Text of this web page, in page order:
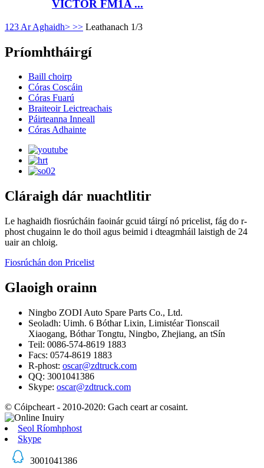
VICTOR FM1A ...
1 23 Ar Aghaidh> >> Leathanach 1/3
Príomhtháirgí
Baill choirp
Córas Coscáin
Córas Fuarú
Braiteoir Leictreachais
Páirteanna Inneall
Córas Adhainte
Cláraigh dár nuachtlitir
Le haghaidh fiosrúcháin faoinár gcuid táirgí nó pricelist, fág do r-
phost chugainn le do thoil agus beimid i dteagmháil laistigh de 24
uair an chloig.
Fiosrúchán don Pricelist
Glaoigh orainn
Ningbo ZODI Auto Spare Parts Co., Ltd.
Seoladh: Uimh. 6 Bóthar Lixin, Limistéar Tionscail
Xiaogang, Bóthar Tongtu, Ningbo, Zhejiang, an tSín
Teil: 0086-574-8619 1883
Facs: 0574-8619 1883
R-phost: oscar@zdtruck.com
QQ: 3001041386
Skype: oscar@zdtruck.com
© Cóipcheart - 2010-2020: Gach ceart ar cosaint.
Seol Ríomhphost
Skype
3001041386